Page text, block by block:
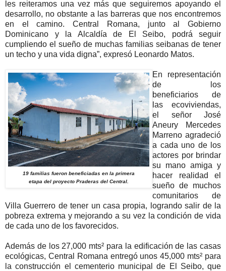
les reiteramos una vez más que seguiremos apoyando el
desarrollo, no obstante a las barreras que nos encontremos
en el camino. Central Romana, junto al Gobierno
Dominicano y la Alcaldía de El Seibo, podrá seguir
cumpliendo el sueño de muchas familias seibanas de tener
un techo y una vida digna”, expresó Leonardo Matos.
19 familias fueron beneficiadas en la primera
etapa del proyecto Praderas del Central.
En representación
de los
beneficiarios de
las ecoviviendas,
el señor José
Aneury Mercedes
Marreno agradeció
a cada uno de los
actores por brindar
su mano amiga y
hacer realidad el
sueño de muchos
comunitarios de
Villa Guerrero de tener un casa propia, logrando salir de la
pobreza extrema y mejorando a su vez la condición de vida
de cada uno de los favorecidos.
Además de los 27,000 mts² para la edificación de las casas
ecológicas, Central Romana entregó unos 45,000 mts² para
la construcción el cementerio municipal de El Seibo, que